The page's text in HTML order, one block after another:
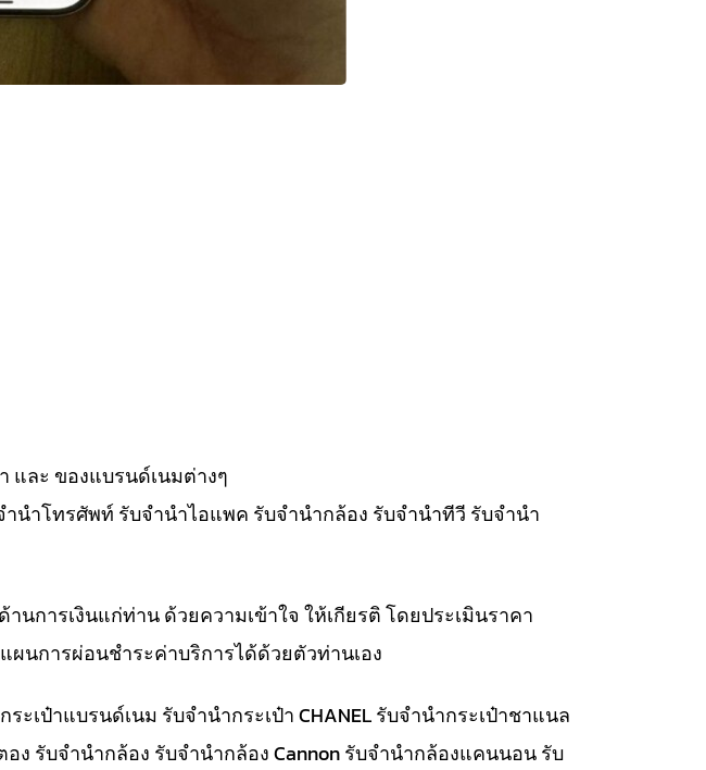
และ ของแบรนด์เนมต่างๆ
นำโทรศัพท์ รับจำนำไอแพค รับจำนำกล้อง รับจำนำทีวี รับจำนำ
การเงินแก่ท่าน ด้วยความเข้าใจ ให้เกียรติ โดยประเมินราคา
ผนการผ่อนชำระค่าบริการได้ด้วยตัวท่านเอง
เป๋าแบรนด์เนม รับจำนำกระเป๋า CHANEL รับจำนำกระเป๋าชาแนล
อง รับจำนำกล้อง รับจำนำกล้อง Cannon รับจำนำกล้องแคนนอน รับ